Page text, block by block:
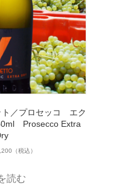
ト／プロセッコ エク
Prosecco Extra
（税込）
読む